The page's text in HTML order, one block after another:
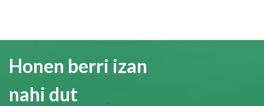
Honen berri izan
nahi dut